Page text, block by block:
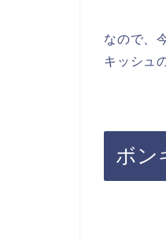
なので、
キッシュ
ボン